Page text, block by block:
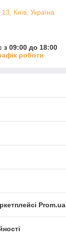
Київ, Україна
з 09:00 до 18:00
роботи
Prom.ua